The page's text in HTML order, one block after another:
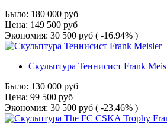
Было: 180 000 руб
Цена: 149 500 руб
Экономия: 30 500 руб ( -16.94% )
Скульптура Теннисист Frank
Было: 130 000 руб
Цена: 99 500 руб
Экономия: 30 500 руб ( -23.46% )